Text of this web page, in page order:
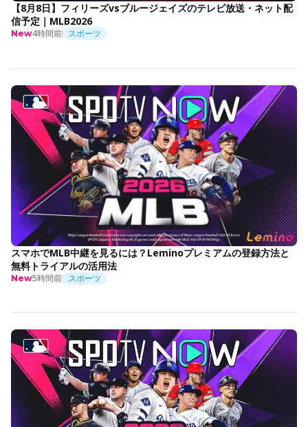
【8月8日】フィリーズvsブルージェイズのテレビ放送・ネット配
信予定｜MLB2026
New4時間前 スポーツ
スマホでMLB中継を見るには？Leminoプレミアムの登録方法と
無料トライアルの活用法
New5時間前 スポーツ